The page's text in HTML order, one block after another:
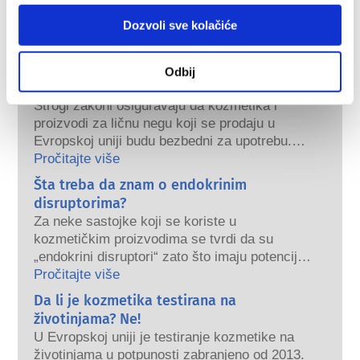
Dozvoli sve kolačiće
Odbij
kozmetike
Kako se kozmetika u Evropi održava
bezbednom?
Strogi zakoni osiguravaju da kozmetika i
proizvodi za ličnu negu koji se prodaju u
Evropskoj uniji budu bezbedni za upotrebu.
Kompanije, nacionalni i evropski regulatorni
organi dele odgovornost za bezbednost
kozmetičkih proizvoda.
Pročitajte više
Šta treba da znam o endokrinim
disruptorima?
Za neke sastojke koji se koriste u
kozmetičkim proizvodima se tvrdi da su
„endokrini disruptori“ zato što imaju potencijal
da oponašaju neka svojstva naših hormona.
Samo zato što nešto ima potencijal da
oponaša hormon ne znači da će poremetiti
naš endokrini sistem. Mnoge supstance,
uključujući prirodne, oponašaju hormone, ali
Pročitajte više
Da li je kozmetika testirana na
životinjama? Ne!
U Evropskoj uniji je testiranje kozmetike na
životinjama u potpunosti zabranjeno od 2013.